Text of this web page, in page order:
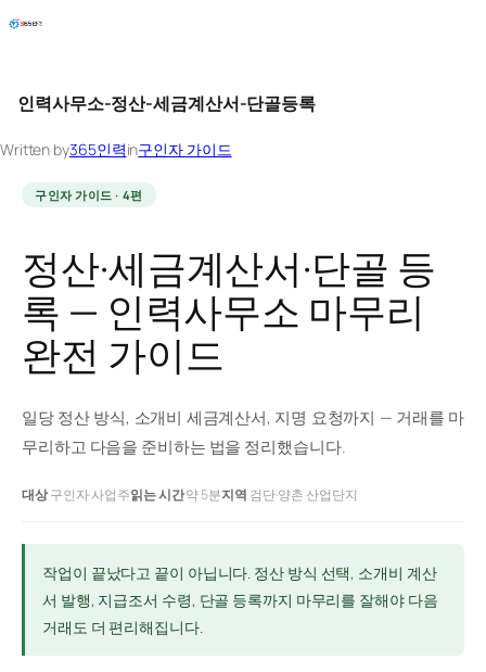
Skip
to
인력사무소-정산-세금계산서-단골등록
Written by365인력in구인자 가이드
구인자 가이드 · 4편
정산·세금계산서·단골 등
록 — 인력사무소 마무리
완전 가이드
일당 정산 방식, 소개비 세금계산서, 지명 요청까지 — 거래를 마
무리하고 다음을 준비하는 법을 정리했습니다.
대상구인자·사업주읽는 시간약 5분지역 검단·양촌 산업단지
작업이 끝났다고 끝이 아닙니다. 정산 방식 선택, 소개비 계산
서 발행, 지급조서 수령, 단골 등록까지 마무리를 잘해야 다음
거래도 더 편리해집니다.